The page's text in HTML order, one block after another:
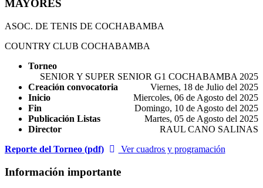
MAYORES
ASOC. DE TENIS DE COCHABAMBA
COUNTRY CLUB COCHABAMBA
Torneo
SENIOR Y SUPER SENIOR G1 COCHABAMBA 2025
Creación convocatoria
Viernes, 18 de Julio del 2025
Inicio
Miercoles, 06 de Agosto del 2025
Fin
Domingo, 10 de Agosto del 2025
Publicación Listas
Martes, 05 de Agosto del 2025
Director
RAUL CANO SALINAS
Reporte del Torneo (pdf)
Ver cuadros y programación
Información importante